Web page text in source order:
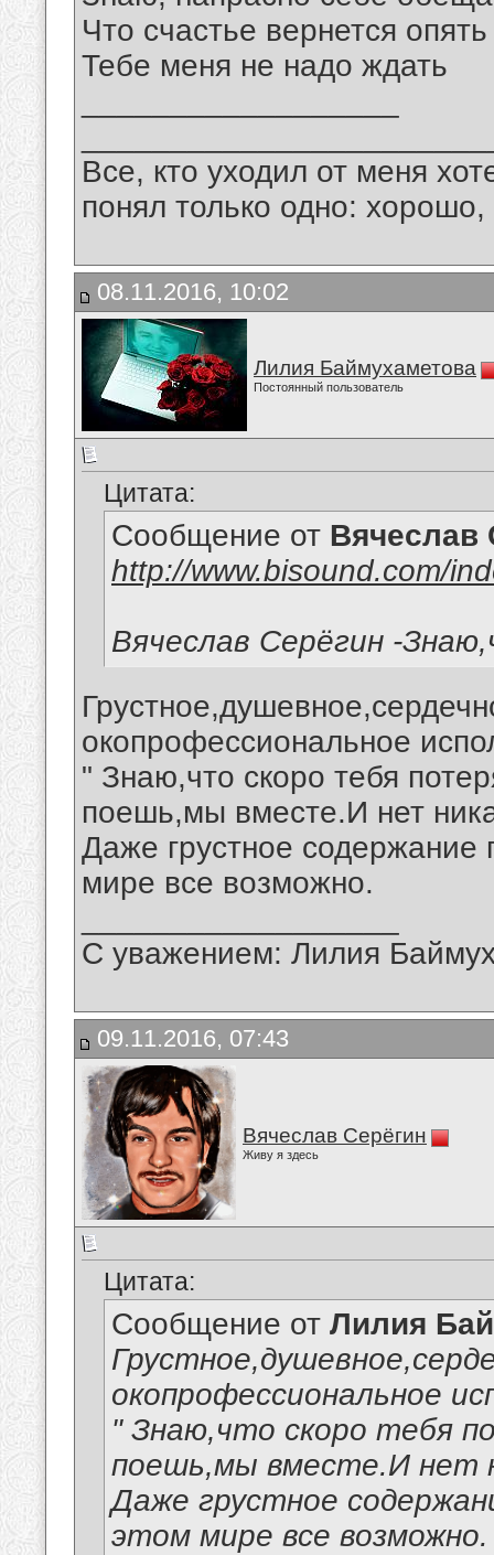
Что счастье вернется опять
Тебе меня не надо ждать
Все, кто уходил от меня
понял только одно:
08.11.2016, 10:02
Лилия Баймухаметова
Постоянный пользователь
Цитата:
Сообщение от Вячеслав
http://www.bisound.com/
Вячеслав Серёгин -
окопрофессиональное
" Знаю,что скоро тебя
поешь,мы вместе.И нет
Даже грустное содержание
мире все возможно.
С уважением: Лилия
09.11.2016, 07:43
Вячеслав Серёгин
Живу я здесь
Цитата:
Сообщение от Лилия
окопрофессиональное
" Знаю,что скоро тебя
поешь,мы вместе.И нет
Даже грустное
этом мире все возможно.